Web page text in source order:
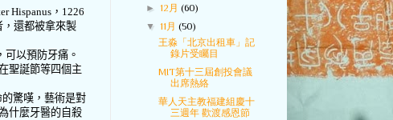
Hispanus ， 1226
還都被拿來製
以預防牙痛。
聖誕節等四個主
驚嘆，藝術是對
什麼牙醫的自殺
►12月(60)
▼11月(50)
王淼「北京出租車」記
錄片受矚目
MIT第十三屆創投會議
出席熱絡
華人天主教福建組慶十
三週年 歡渡感恩節